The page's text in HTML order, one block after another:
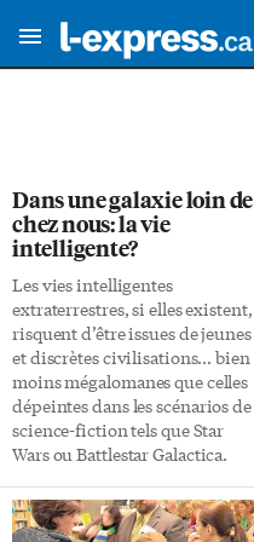
Dans une galaxie loin de
chez nous: la vie
intelligente?
Les vies intelligentes
extraterrestres, si elles existent,
risquent d’être issues de jeunes
et discrètes civilisations… bien
moins mégalomanes que celles
dépeintes dans les scénarios de
science-fiction tels que Star
Wars ou Battlestar Galactica.
galactiques, ces derniers
n’existent probablement pas!»